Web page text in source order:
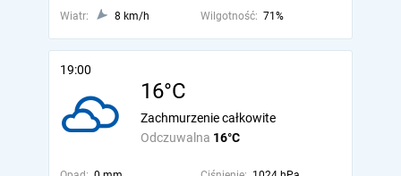
Wiatr:
8 km/h Wilgotność: 71%
19:00
16°C
Odczuwalna 16°C
Zachmurzenie całkowite